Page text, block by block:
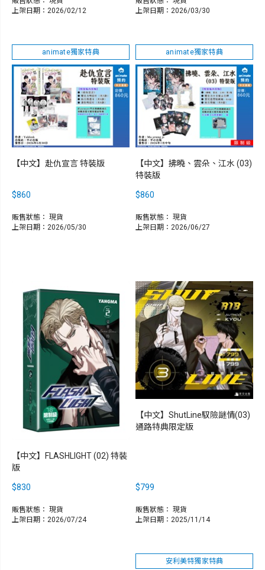
上架日期：2026/02/12
上架日期：2026/03/30
animate獨家特典
【中文】赴仇宣言 特裝版
$860
販售狀態： 現貨
上架日期：2026/05/30
animate獨家特典
【中文】拂曉、雲朵、江水 (03)
特裝版
$860
販售狀態： 現貨
上架日期：2026/06/27
【中文】FLASHLIGHT (02) 特裝
版
$830
販售狀態： 現貨
上架日期：2026/07/24
【中文】ShutLine馭險謎情(03)
通路特典限定版
$799
販售狀態： 現貨
上架日期：2025/11/14
安利美特獨家特典